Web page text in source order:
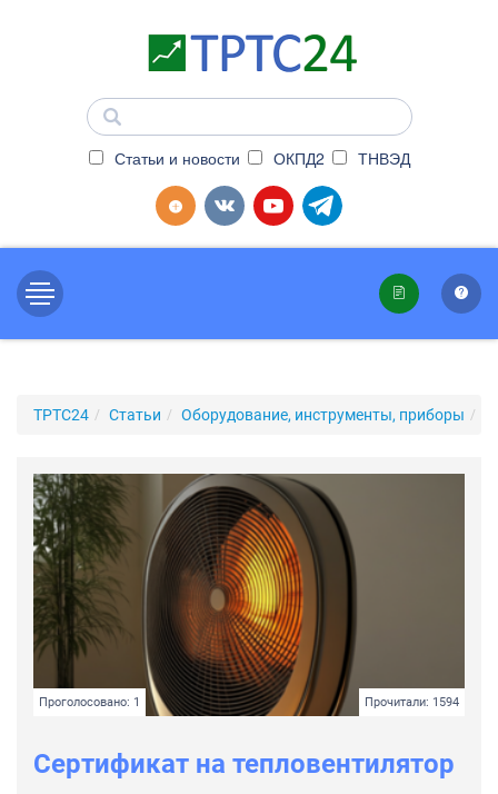
Статьи и новости ОКПД2 ТНВЭД
ТРТС24 Статьи Оборудование, инструменты, приборы
Проголосовано: 1 Прочитали: 1594
Сертификат на тепловентилятор